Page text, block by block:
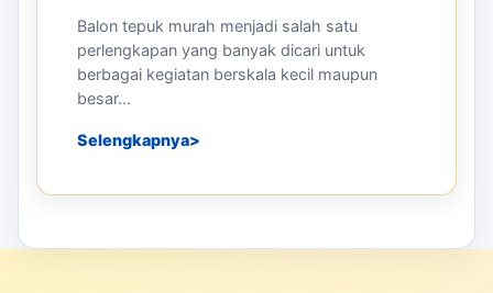
Balon tepuk murah menjadi salah satu
perlengkapan yang banyak dicari untuk
berbagai kegiatan berskala kecil maupun
besar...
Selengkapnya